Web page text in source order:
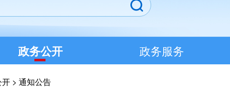
政务公开 政务服务
开 > 通知公告